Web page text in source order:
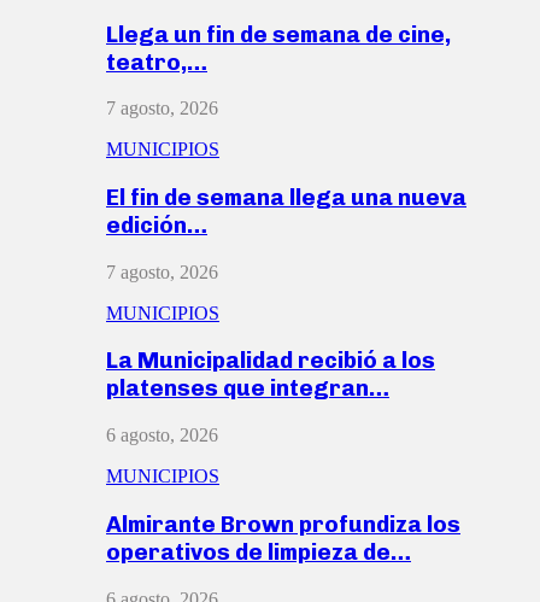
Llega un fin de semana de cine,
teatro,…
7 agosto, 2026
MUNICIPIOS
El fin de semana llega una nueva
edición…
7 agosto, 2026
MUNICIPIOS
La Municipalidad recibió a los
platenses que integran…
6 agosto, 2026
MUNICIPIOS
Almirante Brown profundiza los
operativos de limpieza de…